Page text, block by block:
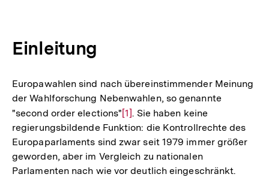
Einleitung
Europawahlen sind nach übereinstimmender Meinung
der Wahlforschung Nebenwahlen, so genannte
"second order elections"Zur
Auflösung
der
Fußnote
[1]. Sie haben keine
regierungsbildende Funktion: die Kontrollrechte des
Europaparlaments sind zwar seit 1979 immer größer
geworden, aber im Vergleich zu nationalen
Parlamenten nach wie vor deutlich eingeschränkt.